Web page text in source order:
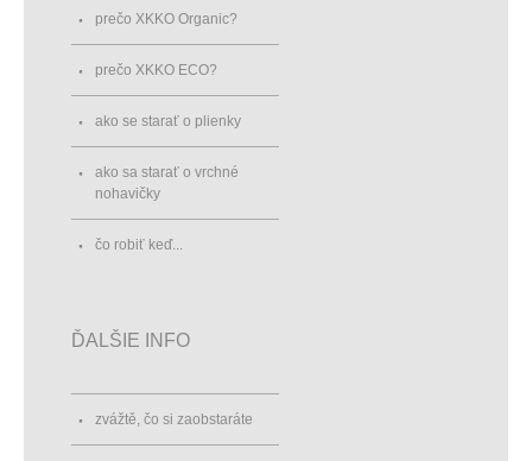
prečo XKKO Organic?
prečo XKKO ECO?
ako se starať o plienky
ako sa starať o vrchné
nohavičky
čo robiť keď...
ĎALŠIE INFO
zvážtě, čo si zaobstaráte